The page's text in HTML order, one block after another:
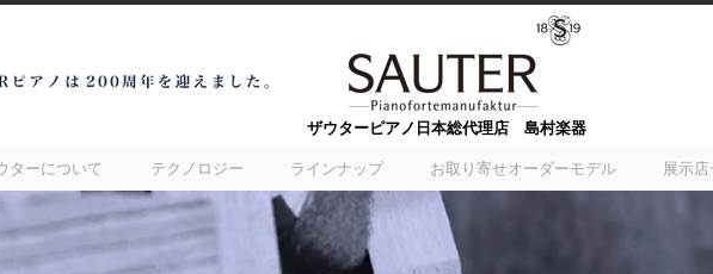
​ザウターピアノ日本総代理店 島村楽器
ターについて テクノロジー ラインナップ お取り寄せオーダーモデル 展示店